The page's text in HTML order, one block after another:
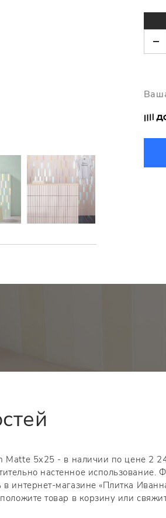
Matte 5x25 - в наличии по цене 2
настенное использование.
интернет-магазине «Плитка
товар в корзину или